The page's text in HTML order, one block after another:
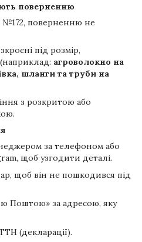
поверненню
поверненню не
під розмір,
агроволокно на
шланги та труби на
з розкритою або
за телефоном або
щоб узгодити деталі.
щоб він не пошкодився під
Поштою» за адресою, яку
(декларації).